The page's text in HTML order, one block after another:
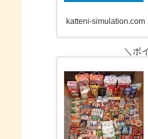
katteni-simulation.com
＼ポ